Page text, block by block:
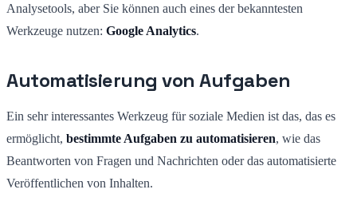
Analysetools, aber Sie können auch eines der bekanntesten
Werkzeuge nutzen: Google Analytics.
Automatisierung von Aufgaben
Ein sehr interessantes Werkzeug für soziale Medien ist das, das es
ermöglicht, bestimmte Aufgaben zu automatisieren, wie das
Beantworten von Fragen und Nachrichten oder das automatisierte
Veröffentlichen von Inhalten.